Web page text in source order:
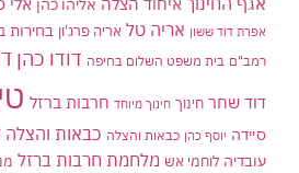
אפרת דוד ששון אריה טל אריה פרג'ון בחירות
רמב"ם בית משפט השלום בחיפה דודו כהן
דוד שחר חינוך חינוך מיוחד חרבות ברזל
סיידה יוסף כהן כבאות והצלה כבאות והצלה
עובדיה לוחמי אש מלחמת חרבות ברזל